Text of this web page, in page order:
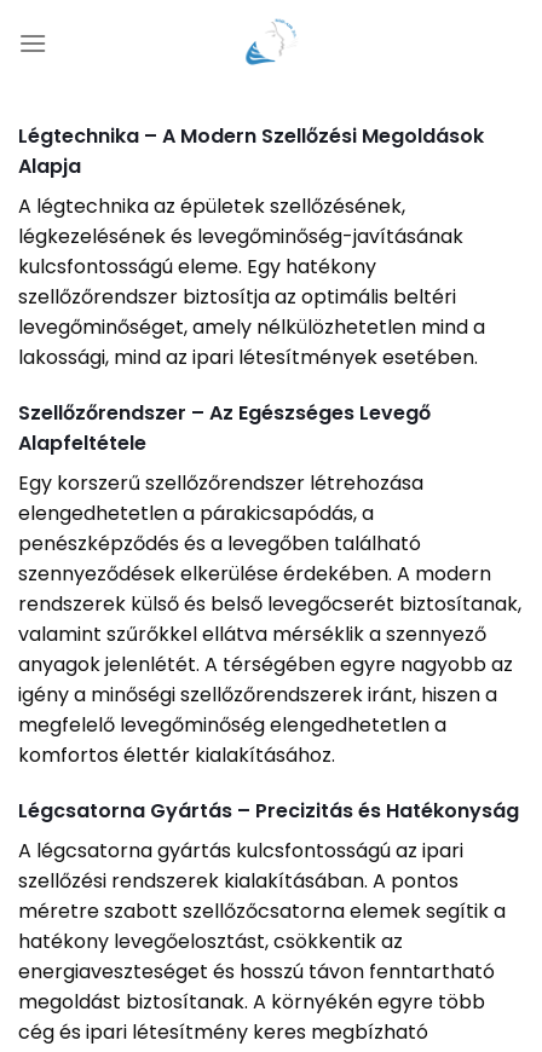
Légtechnika – A Modern Szellőzési Megoldások
Alapja
A légtechnika az épületek szellőzésének,
légkezelésének és levegőminőség-javításának
kulcsfontosságú eleme. Egy hatékony
szellőzőrendszer biztosítja az optimális beltéri
levegőminőséget, amely nélkülözhetetlen mind a
lakossági, mind az ipari létesítmények esetében.
Szellőzőrendszer – Az Egészséges Levegő
Alapfeltétele
Egy korszerű szellőzőrendszer létrehozása
elengedhetetlen a párakicsapódás, a
penészképződés és a levegőben található
szennyeződések elkerülése érdekében. A modern
rendszerek külső és belső levegőcserét biztosítanak,
valamint szűrőkkel ellátva mérséklik a szennyező
anyagok jelenlétét. A térségében egyre nagyobb az
igény a minőségi szellőzőrendszerek iránt, hiszen a
megfelelő levegőminőség elengedhetetlen a
komfortos élettér kialakításához.
Légcsatorna Gyártás – Precizitás és Hatékonyság
A légcsatorna gyártás kulcsfontosságú az ipari
szellőzési rendszerek kialakításában. A pontos
méretre szabott szellőzőcsatorna elemek segítik a
hatékony levegőelosztást, csökkentik az
energiaveszteséget és hosszú távon fenntartható
megoldást biztosítanak. A környékén egyre több
cég és ipari létesítmény keres megbízható